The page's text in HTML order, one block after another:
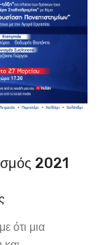
2021
ότι μια